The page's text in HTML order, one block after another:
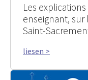
Les
enseignant, sur
Saint-
liesen >